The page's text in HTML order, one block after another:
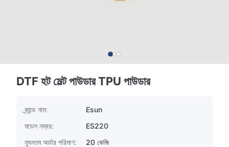
DTF হট মেল্ট পাউডার TPU পাউডার
ব্র্যান্ড নাম:
Esun
মডেল নম্বর:
ES220
ন্যূনতম অর্ডার পরিমাণ:
20 কেজি